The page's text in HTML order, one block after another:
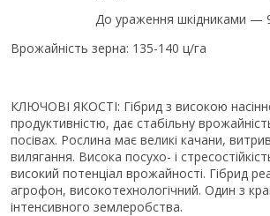
До ураження шкідниками —
Врожайність зерна: 135-140 ц/га
КЛЮЧОВІ ЯКОСТІ: Гібрид з високою
продуктивністю, дає стабільну
посівах. Рослина має великі качани,
вилягання. Висока посухо- і
високий потенціал врожайності. Гібрид
агрофон, високотехнологічний. Один з
інтенсивного землеробства.